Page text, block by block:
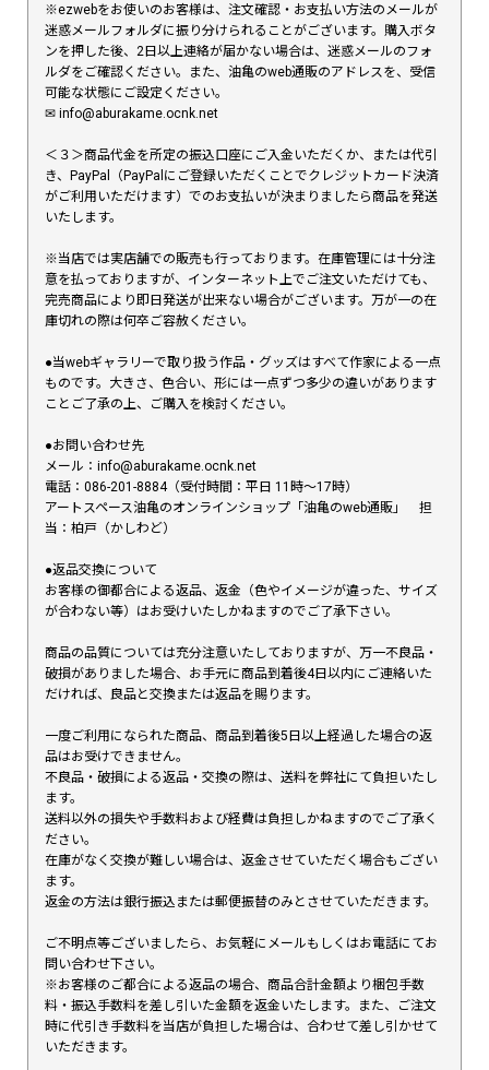
※ezwebをお使いのお客様は、注文確認・お支払い方法のメールが
迷惑メールフォルダに振り分けられることがございます。購入ボタ
ンを押した後、2日以上連絡が届かない場合は、迷惑メールのフォ
ルダをご確認ください。また、油亀のweb通販のアドレスを、受信
可能な状態にご設定ください。
✉︎ info@aburakame.ocnk.net
＜３＞商品代金を所定の振込口座にご入金いただくか、または代引
き、PayPal（PayPalにご登録いただくことでクレジットカード決済
がご利用いただけます）でのお支払いが決まりましたら商品を発送
いたします。
※当店では実店舗での販売も行っております。在庫管理には十分注
意を払っておりますが、インターネット上でご注文いただけても、
完売商品により即日発送が出来ない場合がございます。万が一の在
庫切れの際は何卒ご容赦ください。
●当webギャラリーで取り扱う作品・グッズはすべて作家による一点
ものです。大きさ、色合い、形には一点ずつ多少の違いがあります
ことご了承の上、ご購入を検討ください。
●お問い合わせ先
メール：info@aburakame.ocnk.net
電話：086-201-8884（受付時間：平日 11時〜17時）
アートスペース油亀のオンラインショップ「油亀のweb通販」 担
当：柏戸（かしわど）
●返品交換について
お客様の御都合による返品、返金（色やイメージが違った、サイズ
が合わない等）はお受けいたしかねますのでご了承下さい。
商品の品質については充分注意いたしておりますが、万一不良品・
破損がありました場合、お手元に商品到着後4日以内にご連絡いた
だければ、良品と交換または返品を賜ります。
一度ご利用になられた商品、商品到着後5日以上経過した場合の返
品はお受けできません。
不良品・破損による返品・交換の際は、送料を弊社にて負担いたし
ます。
送料以外の損失や手数料および経費は負担しかねますのでご了承く
ださい。
在庫がなく交換が難しい場合は、返金させていただく場合もござい
ます。
返金の方法は銀行振込または郵便振替のみとさせていただきます。
ご不明点等ございましたら、お気軽にメールもしくはお電話にてお
問い合わせ下さい。
※お客様のご都合による返品の場合、商品合計金額より梱包手数
料・振込手数料を差し引いた金額を返金いたします。また、ご注文
時に代引き手数料を当店が負担した場合は、合わせて差し引かせて
いただきます。